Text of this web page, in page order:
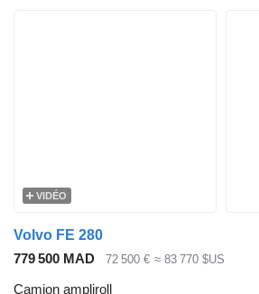
VIDÉO
Volvo FE 280
779 500 MAD
72 500 € ≈ 83 770 $US
Camion ampliroll